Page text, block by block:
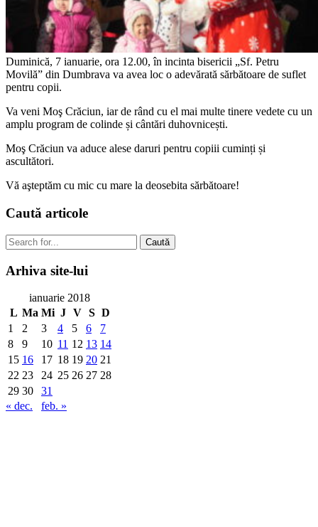
Duminică, 7 ianuarie, ora 12.00, în incinta bisericii „Sf. Petru
Movilă” din Dumbrava va avea loc o adevărată sărbătoare de suflet
pentru copii.
Va veni Moş Crăciun, iar de rând cu el mai multe tinere vedete cu un
amplu program de colinde și cântări duhovnicești.
Moş Crăciun va aduce alese daruri pentru copiii cuminți și
ascultători.
Vă aşteptăm cu mic cu mare la deosebita sărbătoare!
Caută articole
Caută
Arhiva site-lui
ianuarie 2018
L Ma Mi J V S D
1
2 3 4 5 6
7
8
9 10 11 12 13 14
15 16 17 18 19 20 21
22 23 24 25 26 27 28
29 30
31
« dec.
feb. »